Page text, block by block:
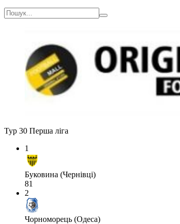
Тур 30 Перша ліга
1
Буковина (Чернівці)
81
2
Чорноморець (Одеса)